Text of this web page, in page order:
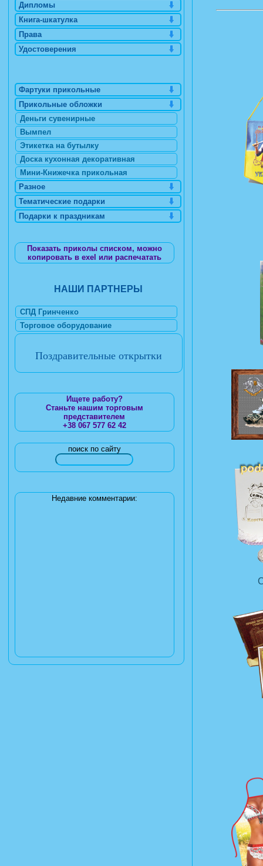
Дипломы
Книга-шкатулка
Права
Удостоверения
Фартуки прикольные
Прикольные обложки
Деньги сувенирные
Вымпел
Этикетка на бутылку
Доска кухонная декоративная
Мини-Книжечка прикольная
Разное
Тематические подарки
Подарки к праздникам
Показать приколы списком, можно
копировать в exel или распечатать
НАШИ ПАРТНЕРЫ
СПД Гринченко
Торговое оборудование
Поздравительные открытки
Ищете работу?
Станьте нашим торговым
представителем
+38 067 577 62 42
поиск по сайту
Недавние комментарии: